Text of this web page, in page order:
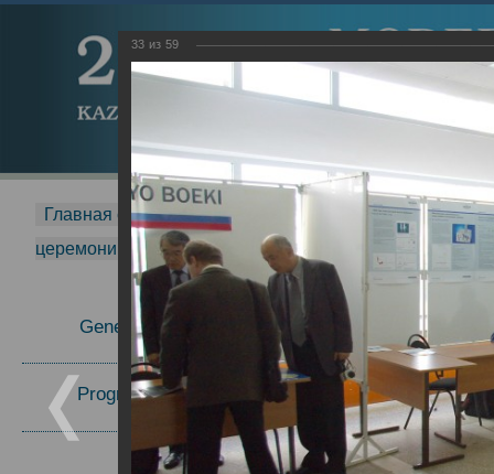
Главная страница - MDMR
церемонии вручения премии Zavoisky Award
- 2007 г.
General Information
Program Committee
Topics
Report
33 из 59